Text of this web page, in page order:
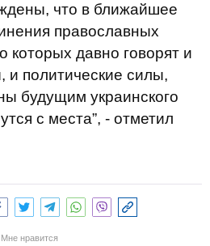
что в ближайшее
православных
которых давно говорят и
и политические силы,
будущим украинского
с места”, - отметил
Мне нравится